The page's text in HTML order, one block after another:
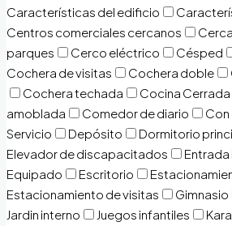
Características del edificio
Centros comerciales cercanos
parques
Cerco eléctrico Césped
Cochera de visitas
Cochera doble
Cochera techada
Cocina Cerrada
amoblada
Comedor de diario
Servicio
Depósito
Dormitorio
Elevador de discapacitados
Equipado
Escritorio
Estacionamiento de visitas
Gimnasio
Jardin interno
Juegos infantiles